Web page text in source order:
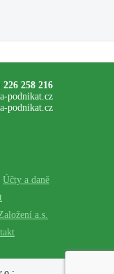
226 258 216
podnikat.cz
podnikat.cz
Účty a daně
a.s.